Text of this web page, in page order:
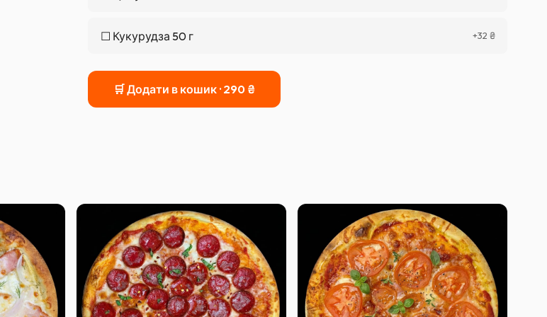
☐ Кукурудза 50 г +32 ₴
🛒 Додати в кошик ·290 ₴